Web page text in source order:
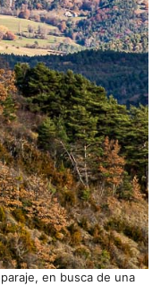
en busca de una